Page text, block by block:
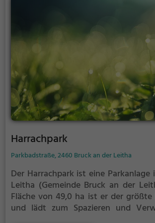
Harrachpark
Parkbadstraße, 2460 Bruck an der Leitha
Der Harrachpark ist eine Parkanlage
Leitha (Gemeinde Bruck an der
Fläche von 49,0 ha ist er der
und lädt zum Spazieren und